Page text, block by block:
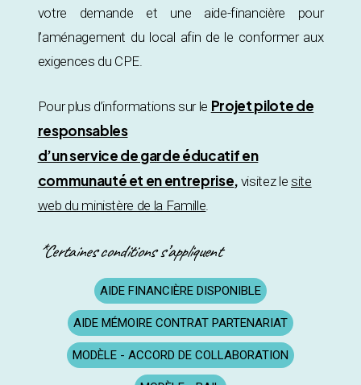
votre demande et une aide-financière pour
l’aménagement du local afin de le conformer aux
exigences du CPE.
Pour plus d’informations sur le Projet pilote de
responsables
d’un service de garde éducatif en
communauté et en entreprise, visitez le site
web du ministère de la Famille.
*Certaines conditions s’appliquent
AIDE FINANCIÈRE DISPONIBLE
AIDE MÉMOIRE CONTRAT PARTENARIAT
MODÈLE - ACCORD DE COLLABORATION